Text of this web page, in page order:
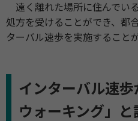
遠く離れた場所に住んでい
処方を受けることができ、都
ターバル速歩を実施すること
インターバル速
ウォーキング」と